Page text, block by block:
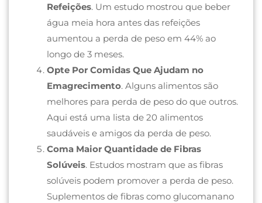
Refeições. Um estudo mostrou que beber
água meia hora antes das refeições
aumentou a perda de peso em 44% ao
longo de 3 meses.
Opte Por Comidas Que Ajudam no
Emagrecimento. Alguns alimentos são
melhores para perda de peso do que outros.
Aqui está uma lista de 20 alimentos
saudáveis ​​e amigos da perda de peso.
Coma Maior Quantidade de Fibras
Solúveis. Estudos mostram que as fibras
solúveis podem promover a perda de peso.
Suplementos de fibras como glucomanano